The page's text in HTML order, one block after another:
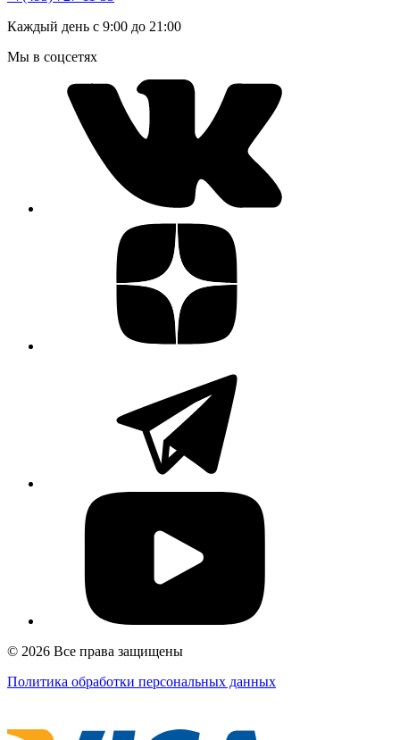
Каждый день с 9:00 до 21:00
Мы в соцсетях
© 2026 Все права защищены
Политика обработки персональных данных